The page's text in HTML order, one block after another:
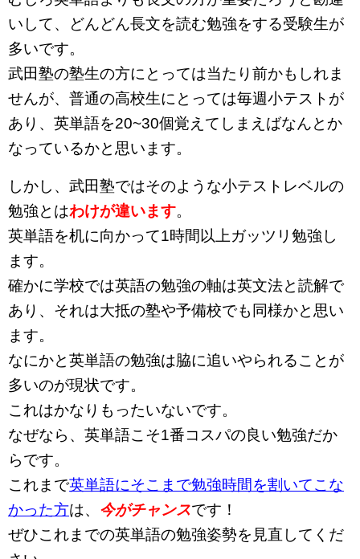
いして、どんどん長文を読む勉強をする受験生が
多いです。
武田塾の塾生の方にとっては当たり前かもしれま
せんが、普通の高校生にとっては毎週小テストが
あり、英単語を20~30個覚えてしまえばなんとか
なっているかと思います。
しかし、武田塾ではそのような小テストレベルの
勉強とはわけが違います。
英単語を机に向かって1時間以上ガッツリ勉強し
ます。
確かに学校では英語の勉強の軸は英文法と読解で
あり、それは大抵の塾や予備校でも同様かと思い
ます。
なにかと英単語の勉強は脇に追いやられることが
多いのが現状です。
これはかなりもったいないです。
なぜなら、英単語こそ1番コスパの良い勉強だか
らです。
これまで英単語にそこまで勉強時間を割いてこな
かった方は、 今がチャンスです！
ぜひこれまでの英単語の勉強姿勢を見直してくだ